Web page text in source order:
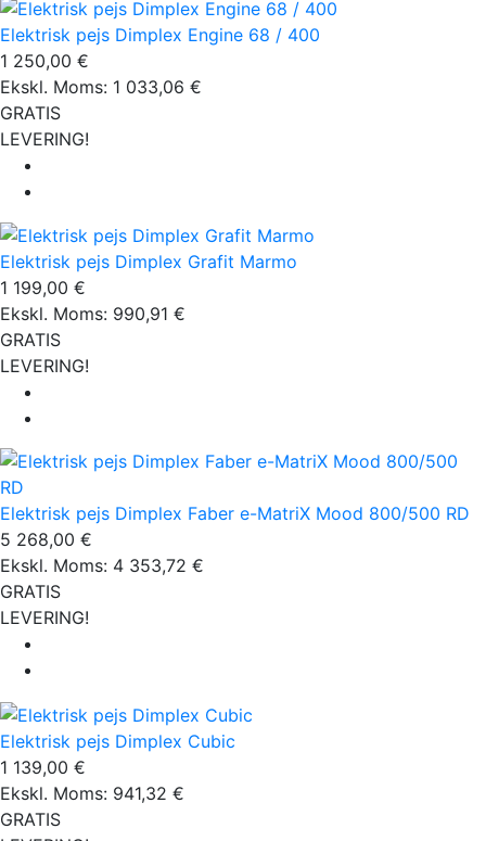
Elektrisk pejs Dimplex Engine 68 / 400
1 250,00 €
Ekskl. Moms: 1 033,06 €
GRATIS
LEVERING!
Elektrisk pejs Dimplex Grafit Marmo
1 199,00 €
Ekskl. Moms: 990,91 €
GRATIS
LEVERING!
Elektrisk pejs Dimplex Faber e-MatriX Mood 800/500 RD
5 268,00 €
Ekskl. Moms: 4 353,72 €
GRATIS
LEVERING!
Elektrisk pejs Dimplex Cubic
1 139,00 €
Ekskl. Moms: 941,32 €
GRATIS